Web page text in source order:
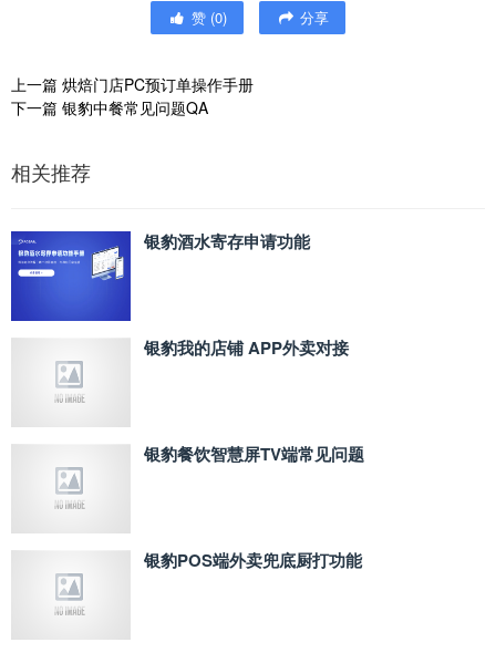
赞 (0) 分享
上一篇 烘焙门店PC预订单操作手册
下一篇 银豹中餐常见问题QA
相关推荐
银豹酒水寄存申请功能
银豹我的店铺 APP外卖对接
银豹餐饮智慧屏TV端常见问题
银豹POS端外卖兜底厨打功能